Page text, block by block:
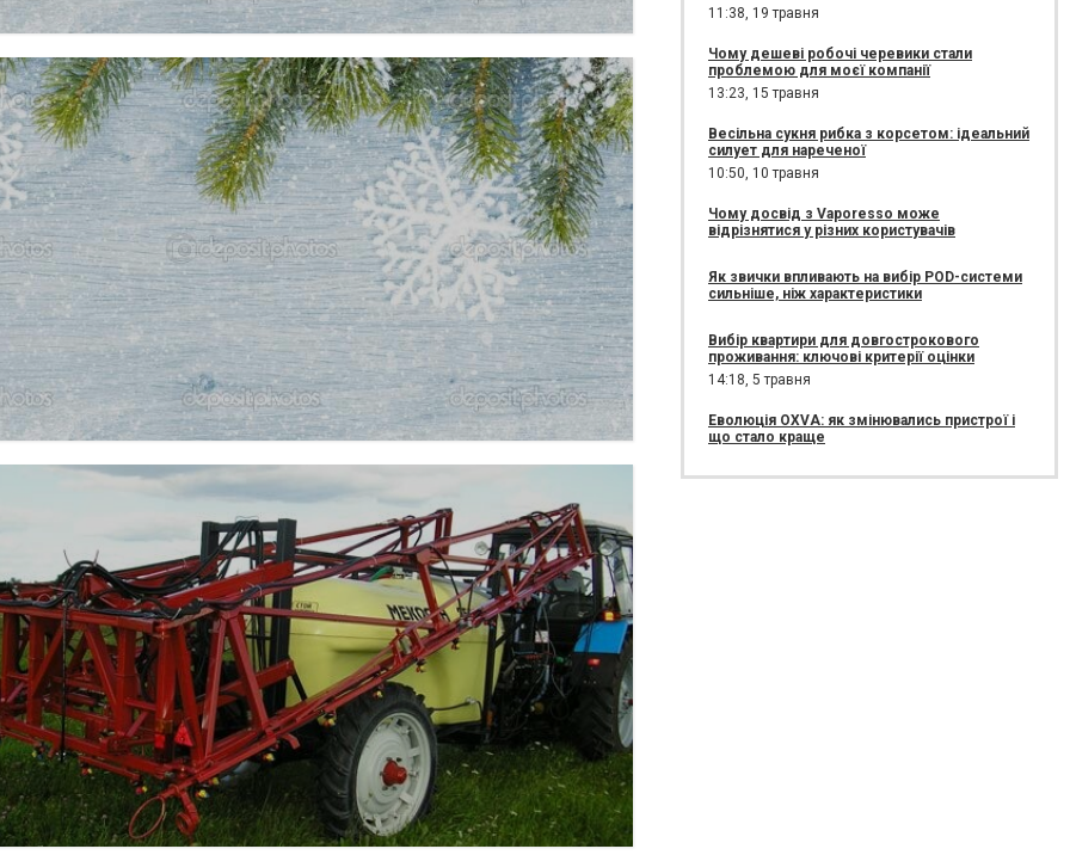
11:38, 19 травня
Чому дешеві робочі черевики стали
проблемою для моєї компанії
13:23, 15 травня
Весільна сукня рибка з корсетом: ідеальний
силует для нареченої
10:50, 10 травня
Чому досвід з Vaporesso може
відрізнятися у різних користувачів
Як звички впливають на вибір POD-системи
сильніше, ніж характеристики
Вибір квартири для довгострокового
проживання: ключові критерії оцінки
14:18, 5 травня
Еволюція OXVA: як змінювались пристрої і
що стало краще